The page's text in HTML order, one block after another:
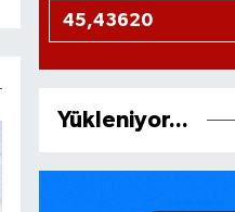
Yükleniyor...